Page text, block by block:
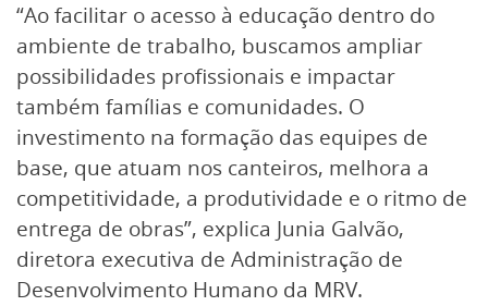
“Ao facilitar o acesso à educação dentro do
ambiente de trabalho, buscamos ampliar
possibilidades profissionais e impactar
também famílias e comunidades. O
investimento na formação das equipes de
base, que atuam nos canteiros, melhora a
competitividade, a produtividade e o ritmo de
entrega de obras”, explica Junia Galvão,
diretora executiva de Administração de
Desenvolvimento Humano da MRV.